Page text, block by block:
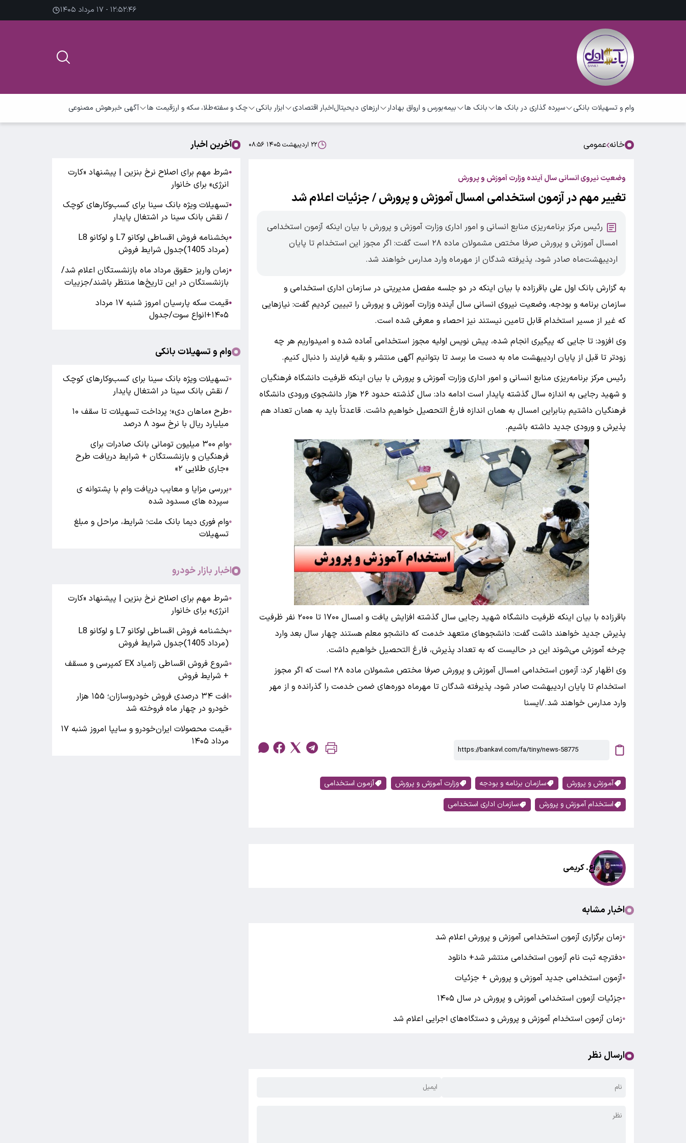
۱۲:۵۲:۴۷ - ۱۷ مرداد ۱۴۰۵
وام و تسهیلات بانکی سپرده گذاری در بانک ها بانک ها بیمهبورس و ارواق بهادار ارزهای دیحیتالاخبار اقتصادی ابزار بانکی چک و سفتهطلا، سکه و ارزقیمت ها آگهی خبرهوش مصنوعی
خانه عمومی ۲۲ اردیبهشت ۱۴۰۵ ۰۸:۵۶
وضعیت نیروی انسانی سال آینده‌ وزارت آموزش و پرورش
تغییر مهم در آزمون استخدامی امسال آموزش و پرورش / جزئیات اعلام شد
رئیس مرکز برنامه‌ریزی منابع انسانی و امور اداری وزارت آموزش و پرورش با بیان اینکه آزمون استخدامی
امسال آموزش و پرورش صرفا مختص مشمولان ماده ۲۸ است گفت: اگر مجوز این استخدام تا پایان
اردیبهشت‌ماه صادر شود، پذیرفته شدگان از مهرماه وارد مدارس خواهند شد.
به گزارش بانک اول علی باقرزاده با بیان اینکه در دو جلسه مفصل مدیریتی در سازمان اداری استخدامی و
سازمان برنامه و بودجه، وضعیت نیروی انسانی سال آینده‌ وزارت آموزش و پرورش را تبیین کردیم گفت: نیازهایی
که غیر از مسیر استخدام قابل تامین نیستند نیز احصاء و معرفی شده است.
وی افزود: تا جایی که پیگیری انجام شده، پیش نویس اولیه مجوز استخدامی آماده شده و امیدواریم هر چه
زودتر تا قبل از پایان اردیبهشت ماه به دست ما برسد تا بتوانیم آگهی منتشر و بقیه فرایند را دنبال کنیم.
رئیس مرکز برنامه‌ریزی منابع انسانی و امور اداری وزارت آموزش و پرورش با بیان اینکه ظرفیت دانشگاه فرهنگیان
و شهید رجایی به اندازه سال گذشته پایدار است ادامه داد: سال گذشته حدود ۲۶ هزار دانشجوی ورودی دانشگاه
فرهنگیان داشتیم بنابراین امسال به همان اندازه فارغ التحصیل خواهیم داشت. قاعدتاً باید به همان تعداد هم
پذیرش و ورودی جدید داشته باشیم.
باقرزاده با بیان اینکه ظرفیت دانشگاه شهید رجایی سال گذشته افزایش یافت و امسال ۱۷۰۰ تا ۲۰۰۰ نفر ظرفیت
پذیرش جدید خواهند داشت گفت: دانشجوهای متعهد خدمت که دانشجو معلم هستند چهار سال بعد وارد
چرخه آموزش می‌شوند این در حالیست که به تعداد پذیرش، فارغ التحصیل خواهیم داشت.
وی اظهار کرد: آزمون استخدامی امسال آموزش و پرورش صرفا مختص مشمولان ماده ۲۸ است که اگر مجوز
استخدام تا پایان اردیبهشت صادر شود، پذیرفته شدگان تا مهرماه دوره‌های ضمن خدمت را گذرانده و از مهر
وارد مدارس خواهند شد./ایسنا
آموزش و پرورش سازمان برنامه و بودجه وزارت آموزش و پرورش
آزمون استخدامی
استخدام آموزش و پرورش
سازمان اداری استخدامی
اع. کریمی
اخبار مشابه
●زمان برگزاری آزمون استخدامی آموزش و پرورش اعلام شد
●دفترچه ثبت‌ نام آزمون استخدامی منتشر شد+ دانلود
●آزمون استخدامی جدید آموزش و پرورش + جزئیات
●جزئیات آزمون استخدامی آموزش و پرورش در سال ۱۴۰۵
●زمان آزمون استخدام آموزش و پرورش و دستگاه‌های اجرایی اعلام شد
ارسال نظر
آخرین اخبار
●شرط مهم برای اصلاح نرخ بنزین | پیشنهاد «کارت
انرژی» برای خانوار
●تسهیلات ویژه بانک سینا برای کسب‌وکارهای کوچک
/ نقش بانک سینا در اشتغال پایدار
●
بخشنامه فروش اقساطی لوکانو L7 و لوکانو L8
(مرداد 1405)جدول شرایط فروش
●زمان واریز حقوق مرداد ماه بازنشستگان اعلام شد/
بازنشستگان در این تاریخ‌ها منتظر باشند/جزییات
●
قیمت سکه پارسیان امروز شنبه ۱۷ مرداد
۱۴۰۵+انواع سوت/جدول
وام و تسهیلات بانکی
●تسهیلات ویژه بانک سینا برای کسب‌وکارهای کوچک
/ نقش بانک سینا در اشتغال پایدار
●
طرح «ماهان دی»؛ پرداخت تسهیلات تا سقف ۱۰
میلیارد ریال با نرخ سود ۸ درصد
●
وام ۳۰۰ میلیون تومانی بانک صادرات برای
فرهنگیان و بازنشستگان + شرایط دریافت طرح
«جاری طلایی ۲»
●بررسی مزایا و معایب دریافت وام با پشتوانه ی
سپرده های مسدود شده
●وام فوری دیما بانک ملت؛ شرایط، مراحل و مبلغ
تسهیلات
اخبار بازار خودرو
●شرط مهم برای اصلاح نرخ بنزین | پیشنهاد «کارت
انرژی» برای خانوار
●
بخشنامه فروش اقساطی لوکانو L7 و لوکانو L8
(مرداد 1405)جدول شرایط فروش
●
شروع فروش اقساطی زامیاد EX کمپرسی و مسقف
+ شرایط فروش
●
افت ۳۴ درصدی فروش خودروسازان؛ ۱۵۵ هزار
خودرو در چهار ماه فروخته شد
●
قیمت محصولات ایران‌خودرو و سایپا امروز شنبه ۱۷
مرداد ۱۴۰۵